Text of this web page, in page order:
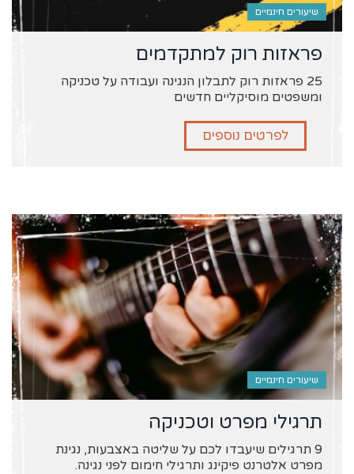
שיעורים חינמיים
פראזות רוק למתקדמים
25 פראזות רוק לתבלון הנגינה ועבודה על טכניקה
ומשפטים מוסיקליים חדשים
לפרטים נוספים
שיעורים חינמיים
תרגילי מפרט וטכניקה
9 תרגילים שיעבדו לכם על שליטה באצבעות, נגינת
מפרט אלטרנט פיקינג ותרגילי חימום לפני נגינה.